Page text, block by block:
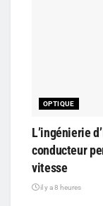
OPTIQUE
L’ingénierie
conducteur
vitesse
il y a 8 heures